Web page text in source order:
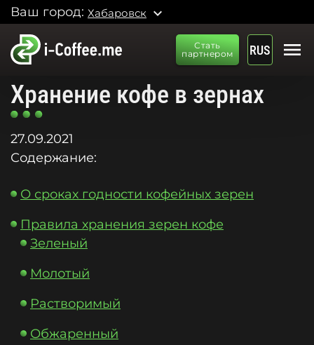
Ваш город: Хабаровск expand_more
Стать
партнером
RUS menu
Хранение кофе в зернах
27.09.2021
Содержание:
О сроках годности кофейных зерен
Правила хранения зерен кофе
Зеленый
Молотый
Растворимый
Обжаренный